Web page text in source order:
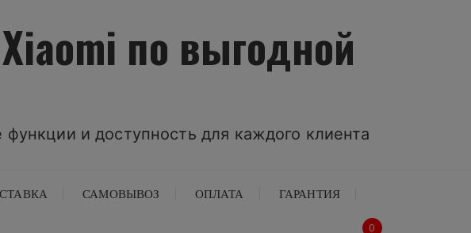
по выгодной
и доступность для каждого клиента
САМОВЫВОЗ ОПЛАТА ГАРАНТИЯ
0